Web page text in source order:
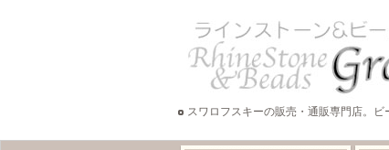
スワロフスキーの販売・通販専門店。